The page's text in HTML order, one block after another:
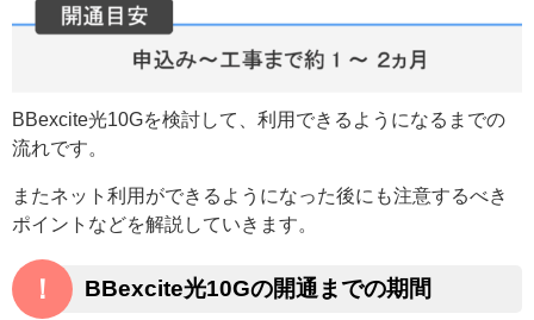
BBexcite光10Gを検討して、利用できるようになるまでの
流れです。
またネット利用ができるようになった後にも注意するべき
ポイントなどを解説していきます。
！ BBexcite光10Gの開通までの期間